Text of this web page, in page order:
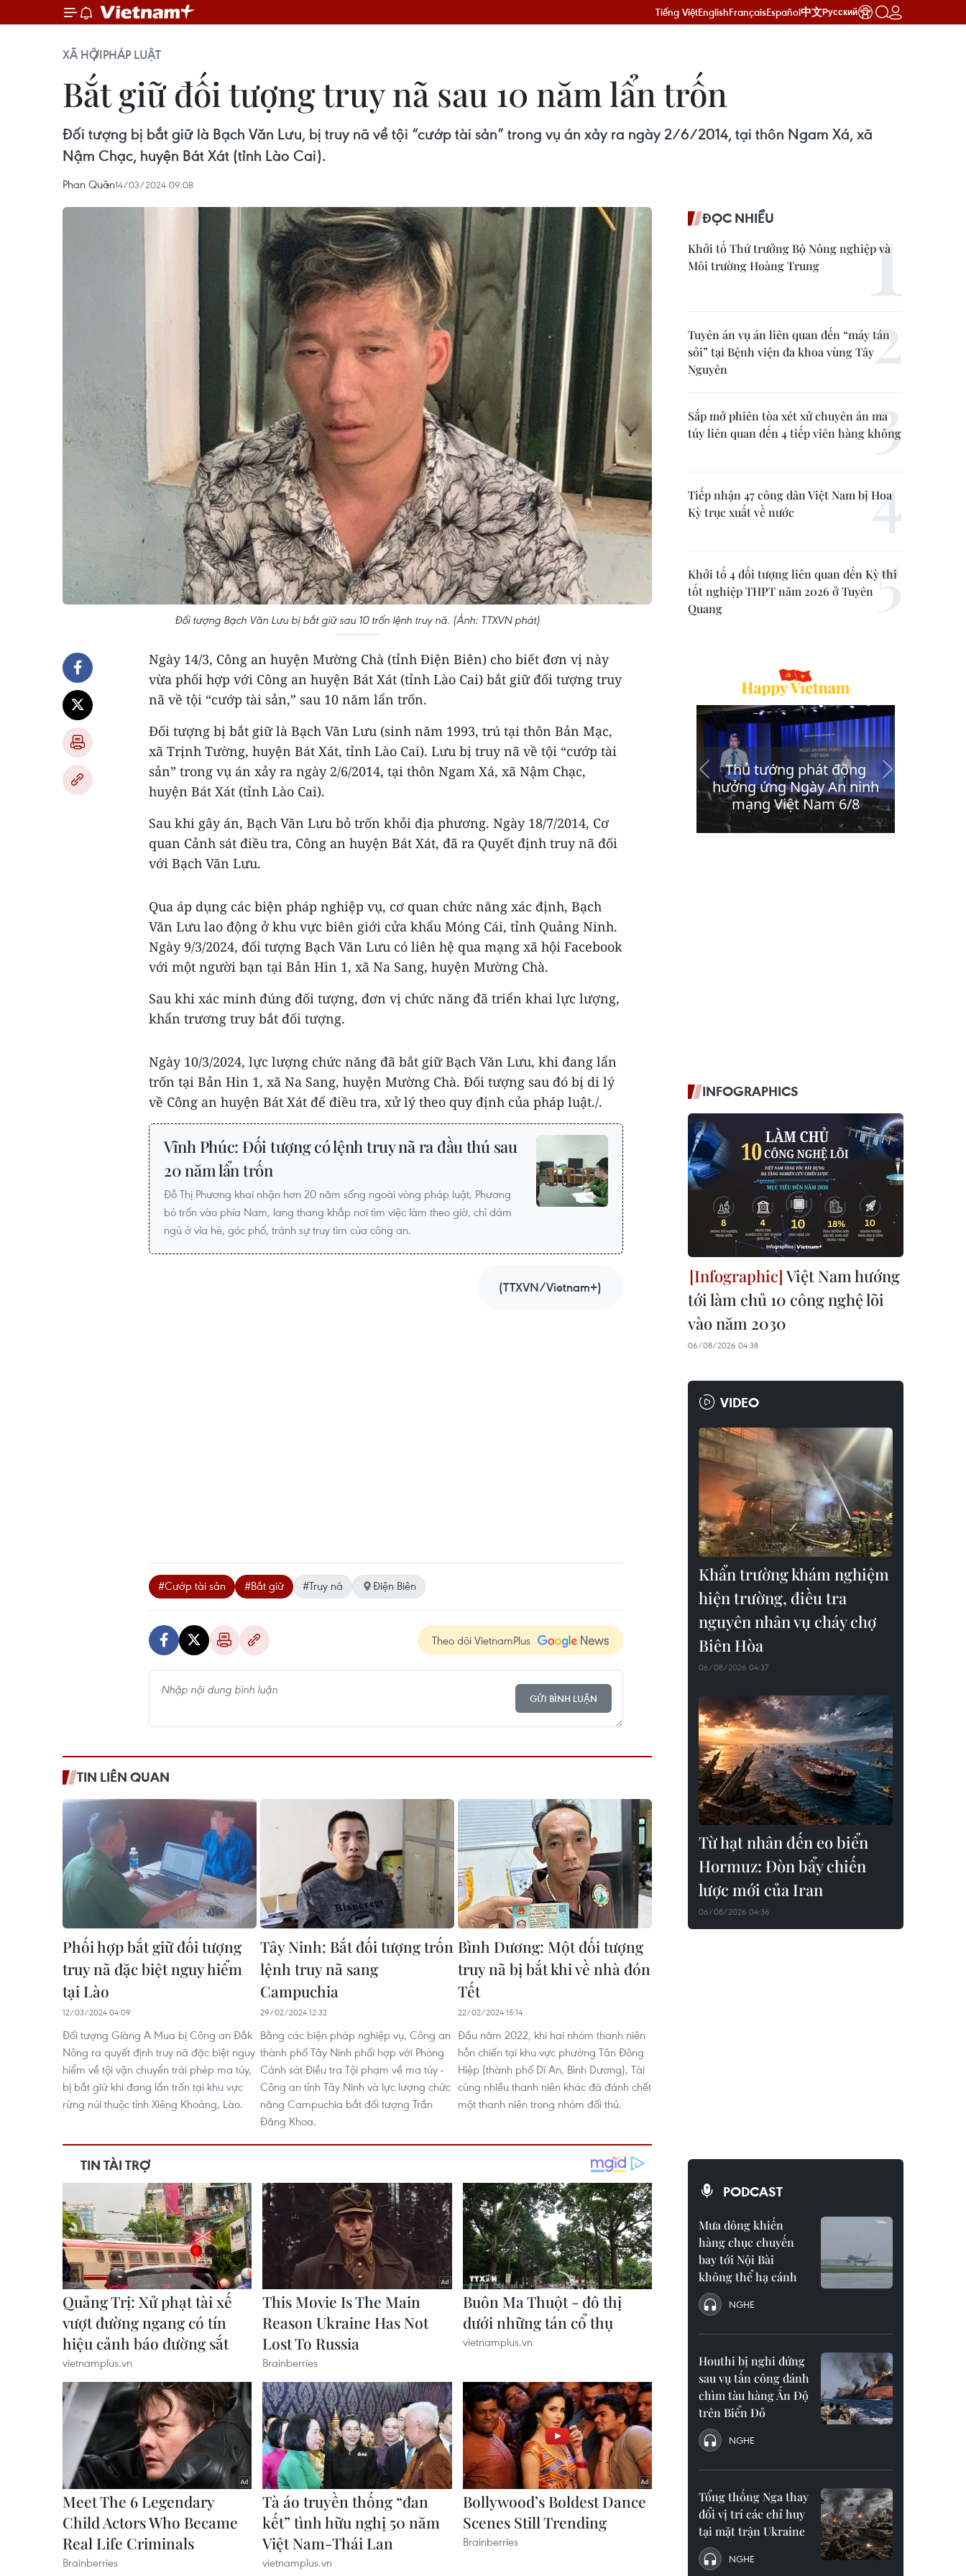
Tiếng ViệtEnglishFrançaisEspañol中文Русский
XÃ HỘIPHÁP LUẬT
Bắt giữ đối tượng truy nã sau 10 năm lẩn trốn
Đối tượng bị bắt giữ là Bạch Văn Lưu, bị truy nã về tội “cướp tài sản” trong vụ án xảy ra ngày 2/6/2014, tại thôn Ngam Xá, xã
Nậm Chạc, huyện Bát Xát (tỉnh Lào Cai).
Phan Quân14/03/2024 09:08
Đối tượng Bạch Văn Lưu bị bắt giữ sau 10 trốn lệnh truy nã. (Ảnh: TTXVN phát)
Ngày 14/3, Công an huyện Mường Chà (tỉnh Điện Biên) cho biết đơn vị này
vừa phối hợp với Công an huyện Bát Xát (tỉnh Lào Cai) bắt giữ đối tượng truy
nã về tội “cướp tài sản,” sau 10 năm lẩn trốn.
Đối tượng bị bắt giữ là Bạch Văn Lưu (sinh năm 1993, trú tại thôn Bản Mạc,
xã Trịnh Tường, huyện Bát Xát, tỉnh Lào Cai). Lưu bị truy nã về tội “cướp tài
sản” trong vụ án xảy ra ngày 2/6/2014, tại thôn Ngam Xá, xã Nậm Chạc,
huyện Bát Xát (tỉnh Lào Cai).
Sau khi gây án, Bạch Văn Lưu bỏ trốn khỏi địa phương. Ngày 18/7/2014, Cơ
quan Cảnh sát điều tra, Công an huyện Bát Xát, đã ra Quyết định truy nã đối
với Bạch Văn Lưu.
Qua áp dụng các biện pháp nghiệp vụ, cơ quan chức năng xác định, Bạch
Văn Lưu lao động ở khu vực biên giới cửa khẩu Móng Cái, tỉnh Quảng Ninh.
Ngày 9/3/2024, đối tượng Bạch Văn Lưu có liên hệ qua mạng xã hội Facebook
với một người bạn tại Bản Hin 1, xã Na Sang, huyện Mường Chà.
Sau khi xác minh đúng đối tượng, đơn vị chức năng đã triển khai lực lượng,
khẩn trương truy bắt đối tượng.
Ngày 10/3/2024, lực lượng chức năng đã bắt giữ Bạch Văn Lưu, khi đang lẩn
trốn tại Bản Hin 1, xã Na Sang, huyện Mường Chà. Đối tượng sau đó bị di lý
về Công an huyện Bát Xát để điều tra, xử lý theo quy định của pháp luật./.
Vĩnh Phúc: Đối tượng có lệnh truy nã ra đầu thú sau
20 năm lẩn trốn
Đỗ Thị Phương khai nhận hơn 20 năm sống ngoài vòng pháp luật, Phương
bỏ trốn vào phía Nam, lang thang khắp nơi tìm việc làm theo giờ, chỉ dám
ngủ ở vỉa hè, góc phố, tránh sự truy tìm của công an.
(TTXVN/Vietnam+)
#Cướp tài sản #Bắt giữ #Truy nã Điện Biên
Theo dõi VietnamPlus
GỬI BÌNH LUẬN
TIN LIÊN QUAN
Phối hợp bắt giữ đối tượng
truy nã đặc biệt nguy hiểm
tại Lào
12/03/2024 04:09
Đối tượng Giàng A Mua bị Công an Đắk
Nông ra quyết định truy nã đặc biệt nguy
hiểm về tội vận chuyển trái phép ma túy,
bị bắt giữ khi đang lẩn trốn tại khu vực
rừng núi thuộc tỉnh Xiêng Khoảng, Lào.
Tây Ninh: Bắt đối tượng trốn
lệnh truy nã sang
Campuchia
29/02/2024 12:32
Bằng các biện pháp nghiệp vụ, Công an
thành phố Tây Ninh phối hợp với Phòng
Cảnh sát Điều tra Tội phạm về ma túy -
Công an tỉnh Tây Ninh và lực lượng chức
năng Campuchia bắt đối tượng Trần
Đăng Khoa.
Bình Dương: Một đối tượng
truy nã bị bắt khi về nhà đón
Tết
22/02/2024 15:14
Đầu năm 2022, khi hai nhóm thanh niên
hỗn chiến tại khu vực phường Tân Đông
Hiệp (thành phố Dĩ An, Bình Dương), Tài
cùng nhiều thanh niên khác đã đánh chết
một thanh niên trong nhóm đối thủ.
ĐỌC NHIỀU
Khởi tố Thứ trưởng Bộ Nông nghiệp và
Môi trường Hoàng Trung
Tuyên án vụ án liên quan đến “máy tán
sỏi” tại Bệnh viện đa khoa vùng Tây
Nguyên
Sắp mở phiên tòa xét xử chuyên án ma
túy liên quan đến 4 tiếp viên hàng không
Tiếp nhận 47 công dân Việt Nam bị Hoa
Kỳ trục xuất về nước
Khởi tố 4 đối tượng liên quan đến Kỳ thi
tốt nghiệp THPT năm 2026 ở Tuyên
Quang
INFOGRAPHICS
Việt Nam hướng
tới làm chủ 10 công nghệ lõi
vào năm 2030
06/08/2026 04:38
VIDEO
Khẩn trường khám nghiệm
hiện trường, điều tra
nguyên nhân vụ cháy chợ
Biên Hòa
06/08/2026 04:37
Từ hạt nhân đến eo biển
Hormuz: Đòn bẩy chiến
lược mới của Iran
06/08/2026 04:36
PODCAST
Mưa dông khiến
hàng chục chuyến
bay tới Nội Bài
không thể hạ cánh
NGHE
Houthi bị nghi đứng
sau vụ tấn công đánh
chìm tàu hàng Ấn Độ
trên Biển Đỏ
NGHE
Tổng thống Nga thay
đổi vị trí các chỉ huy
tại mặt trận Ukraine
NGHE